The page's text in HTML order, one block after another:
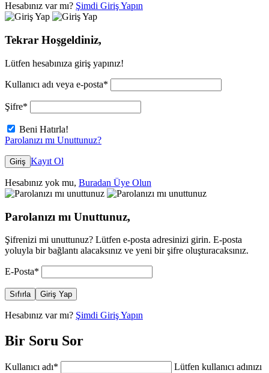
Hesabınız var mı? Şimdi Giriş Yapın
Tekrar Hoşgeldiniz,
Lütfen hesabınıza giriş yapınız!
Kullanıcı adı veya e-posta*
Şifre*
Beni Hatırla!
Parolanızı mı Unuttunuz?
Giriş Kayıt Ol
Hesabınız yok mu, Buradan Üye Olun
Parolanızı mı Unuttunuz,
Şifrenizi mi unuttunuz? Lütfen e-posta adresinizi girin. E-posta
yoluyla bir bağlantı alacaksınız ve yeni bir şifre oluşturacaksınız.
E-Posta*
Sıfırla Giriş Yap
Hesabınız var mı? Şimdi Giriş Yapın
Bir Soru Sor
Kullanıcı adı*
Lütfen kullanıcı adınızı